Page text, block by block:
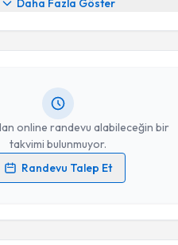
online randevu alabileceğin bir
takvimi bulunmuyor.
Randevu Talep Et
işlenmesine ilişkinAydınlatma Metni
ediyorum.